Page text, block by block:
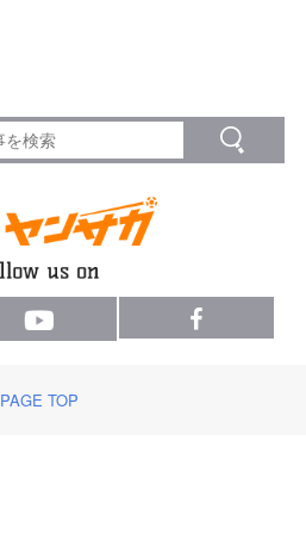
PAGE TOP